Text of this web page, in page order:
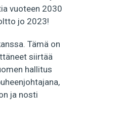
vuoteen 2030
jo 2023!
Tämä on
siirtää
hallitus
ja nosti